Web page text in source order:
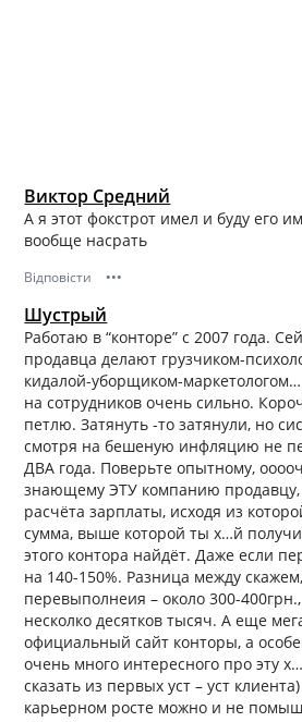
Виктор Средний
А я этот фокстрот имел и буду его
вообще насрать
Відповісти •••
Шустрый
Работаю в “конторе” с 2007 года.
продавца делают грузчиком-
кидалой-уборщиком-
на сотрудников очень сильно.
петлю. Затянуть -то затянули, но
смотря на бешеную инфляцию не
ДВА года. Поверьте опытному,
знающему ЭТУ компанию продавцу,
расчёта зарплаты, исходя из
сумма, выше которой ты х…й
этого контора найдёт. Даже если
на 140-150%. Разница между
перевыполнеия – около 300-
несколко десятков тысяч. А еще
официальный сайт конторы, а
очень много интересного про эту
сказать из первых уст – уст
карьерном росте можно и не